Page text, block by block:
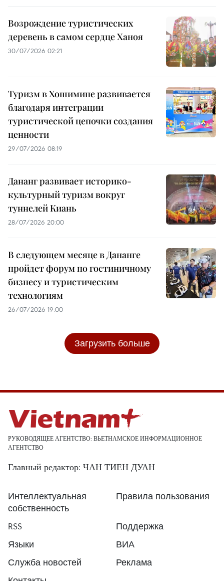
Возрождение туристических
деревень в самом сердце Ханоя
30/07/2026 02:21
Туризм в Хошимине развивается
благодаря интеграции
туристической цепочки создания
ценности
29/07/2026 08:19
Дананг развивает историко-
культурный туризм вокруг
туннелей Киань
28/07/2026 20:00
В следующем месяце в Дананге
пройдет форум по гостиничному
бизнесу и туристическим
технологиям
26/07/2026 19:00
Загрузить больше
РУКОВОДЯЩЕЕ АГЕНТСТВО: ВЬЕТНАМСКОЕ ИНФОРМАЦИОННОЕ
АГЕНТСТВО
Главный редактор: ЧАН ТИЕН ДУАН
Интеллектуальная
собственность
Правила пользования
RSS
Поддержка
Языки
ВИА
Служба новостей
Реклама